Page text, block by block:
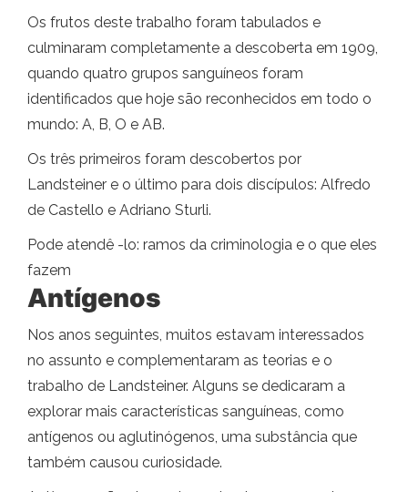
Os frutos deste trabalho foram tabulados e
culminaram completamente a descoberta em 1909,
quando quatro grupos sanguíneos foram
identificados que hoje são reconhecidos em todo o
mundo: A, B, O e AB.
Os três primeiros foram descobertos por
Landsteiner e o último para dois discípulos: Alfredo
de Castello e Adriano Sturli.
Pode atendê -lo: ramos da criminologia e o que eles
fazem
Antígenos
Nos anos seguintes, muitos estavam interessados ​​
no assunto e complementaram as teorias e o
trabalho de Landsteiner. Alguns se dedicaram a
explorar mais características sanguíneas, como
antígenos ou aglutinógenos, uma substância que
também causou curiosidade.